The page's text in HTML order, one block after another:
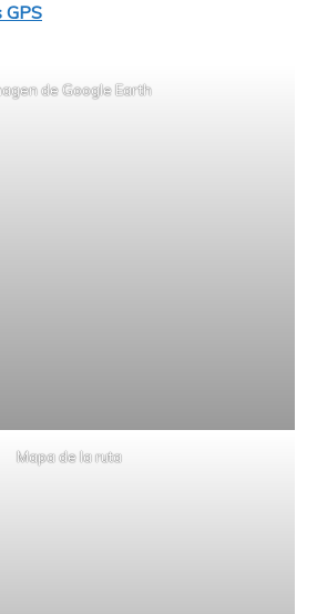
GPS
de Google Earth
Mapa de la ruta